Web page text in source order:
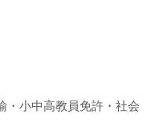
・小中高教員免許・社会